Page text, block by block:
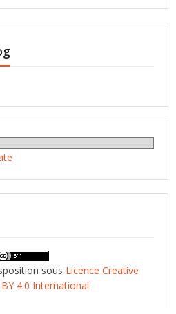
sous Licence Creative
4.0 International.